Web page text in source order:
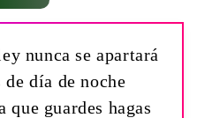
nunca se apartará
de día de noche
que guardes hagas